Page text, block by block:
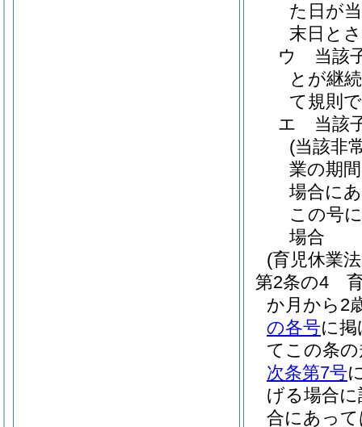
た日が
末日と
ウ
当該
とが継
て規則
エ
当該
(当該非
業の期
場合に
この号
場合
(育児休業
第2条の4
か月から2
の各号に
てこの条
次条第7号
げる場合
合にあっ